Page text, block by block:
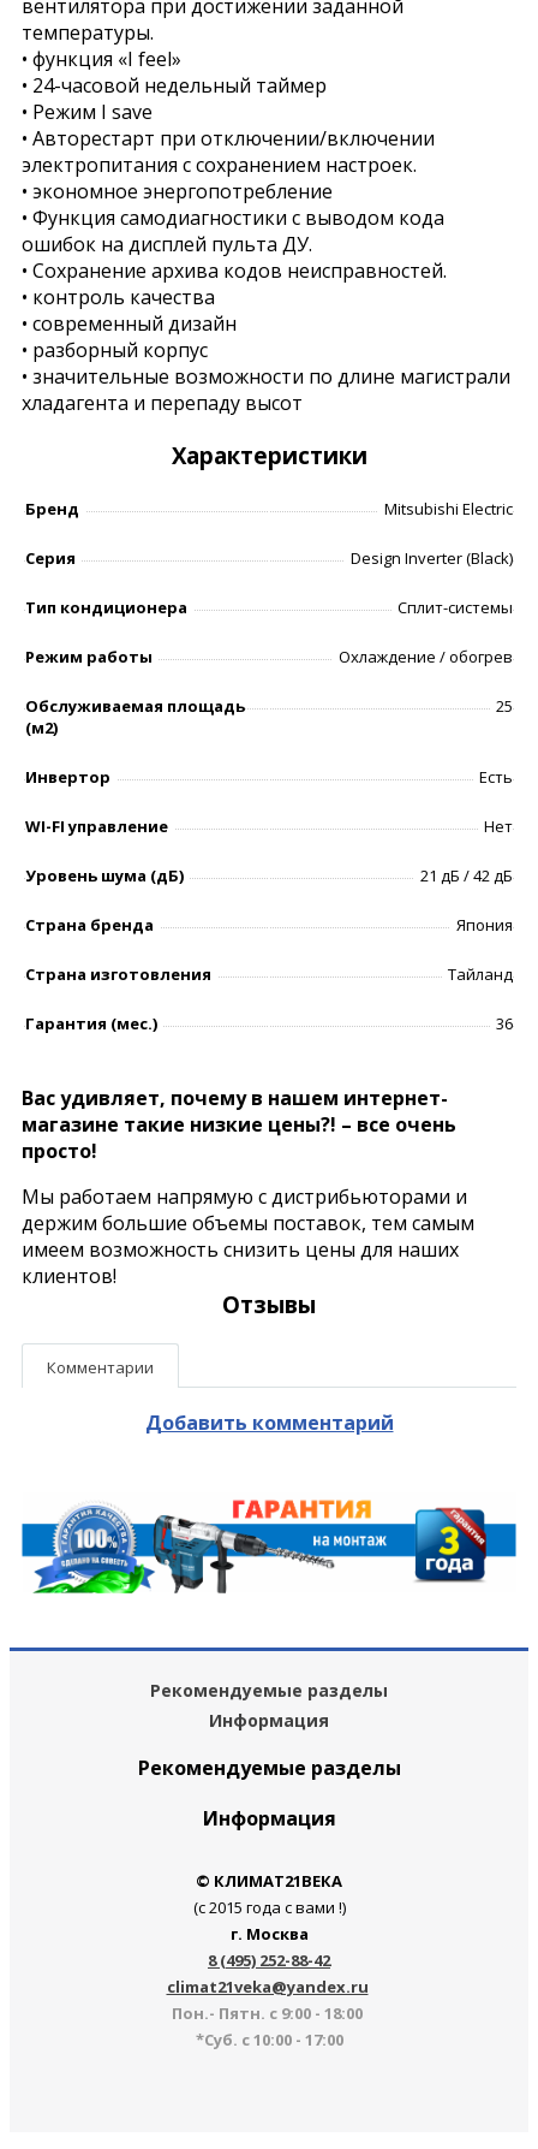
вентилятора при достижении заданной
температуры.
• функция «I feel»
• 24-часовой недельный таймер
• Режим I save
• Авторестарт при отключении/включении
электропитания с сохранением настроек.
• экономное энергопотребление
• Функция самодиагностики с выводом кода
ошибок на дисплей пульта ДУ.
• Сохранение архива кодов неисправностей.
• контроль качества
• современный дизайн
• разборный корпус
• значительные возможности по длине магистрали
хладагента и перепаду высот
Характеристики
Бренд Mitsubishi Electric
Серия Design Inverter (Black)
Тип кондиционера Сплит-системы
Режим работы Охлаждение / обогрев
Обслуживаемая площадь
(м2)
25
Инвертор Есть
WI-FI управление Нет
Уровень шумa (дБ) 21 дБ / 42 дБ
Страна бренда Япония
Страна изготовления Тайланд
Гарантия (мес.) 36
Вас удивляет, почему в нашем интернет-
магазине такие низкие цены?! – все очень
просто!
Мы работаем напрямую с дистрибьюторами и
держим большие объемы поставок, тем самым
имеем возможность снизить цены для наших
клиентов!
Отзывы
Комментарии
Добавить комментарий
Рекомендуемые разделы
Информация
Рекомендуемые разделы
Информация
© КЛИМАТ21ВЕКА
(с 2015 года с вами !)
г. Москва
8 (495) 252-88-42
climat21veka@yandex.ru
Пон.- Пятн. с 9:00 - 18:00
*Суб. с 10:00 - 17:00